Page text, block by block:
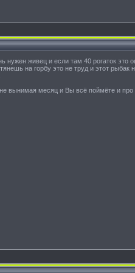
нужен живец и если там 40 рогаток
на горбу это не труд и этот
вынимая месяц и Вы всё поймёте и